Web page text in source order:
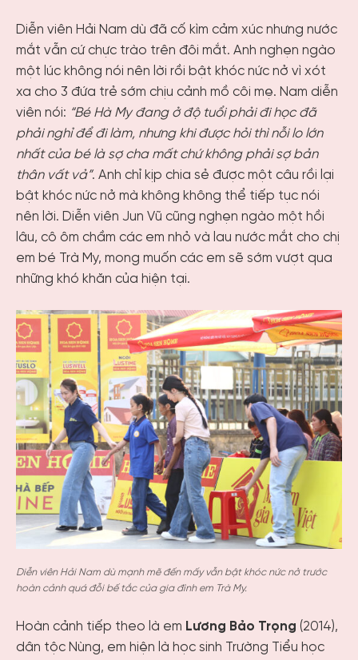
Diễn viên Hải Nam dù đã cố kìm cảm xúc nhưng nước
mắt vẫn cứ chực trào trên đôi mắt. Anh nghẹn ngào
một lúc không nói nên lời rồi bật khóc nức nở vì xót
xa cho 3 đứa trẻ sớm chịu cảnh mồ côi mẹ. Nam diễn
viên nói: “Bé Hà My đang ở độ tuổi phải đi học đã
phải nghỉ để đi làm, nhưng khi được hỏi thì nỗi lo lớn
nhất của bé là sợ cha mất chứ không phải sợ bản
thân vất vả”. Anh chỉ kịp chia sẻ được một câu rồi lại
bật khóc nức nở mà không không thể tiếp tục nói
nên lời. Diễn viên Jun Vũ cũng nghẹn ngào một hồi
lâu, cô ôm chầm các em nhỏ và lau nước mắt cho chị
em bé Trà My, mong muốn các em sẽ sớm vượt qua
những khó khăn của hiện tại.
Diễn viên Hải Nam dù mạnh mẽ đến mấy vẫn bật khóc nức nở trước
hoàn cảnh quá đỗi bế tắc của gia đình em Trà My.
Hoàn cảnh tiếp theo là em Lương Bảo Trọng (2014),
dân tộc Nùng, em hiện là học sinh Trường Tiểu học